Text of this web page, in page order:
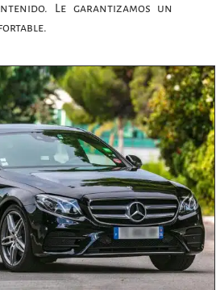
Le garantizamos un